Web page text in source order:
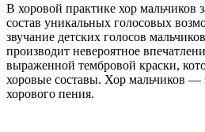
В хоровой практике хор мальчиков
состав уникальных голосовых
звучание детских голосов
производит невероятное
выраженной тембровой краски,
хоровые составы. Хор мальчиков —
хорового пения.